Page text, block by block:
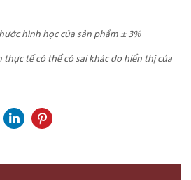
hình học của sản phẩm ± 3%
thực tế có thể có sai khác do hiển thị của